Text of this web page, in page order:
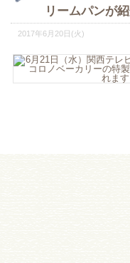
リームパンが
2017年6月20日(火)